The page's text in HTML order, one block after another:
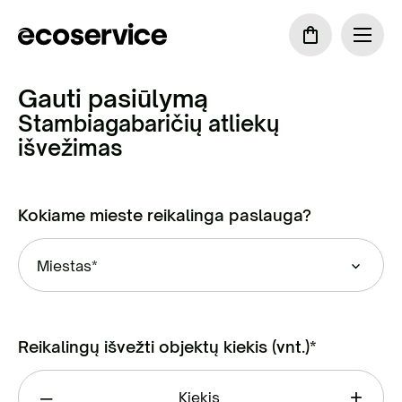
Gauti pasiūlymą
Stambiagabaričių atliekų
išvežimas
Kokiame mieste reikalinga paslauga?
Miestas*
Reikalingų išvežti objektų kiekis (vnt.)*
– +